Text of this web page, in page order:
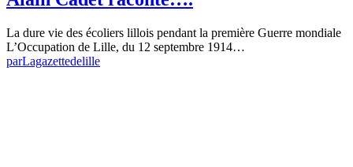
La dure vie des écoliers lillois pendant la première Guerre mondiale
L’Occupation de Lille, du 12 septembre 1914…
parLagazettedelille